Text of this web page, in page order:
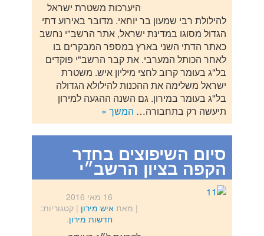
היערכות משטרת ישראל
להילולת רבי שמעון בר יוחאי. מדובר באירוע דתי
הגדול מסוגו במדינת ישראל, אתר הרשב"י נחשב
כאתר הדתי השני בארץ במספר המבקרים בו
לאחר הכותל המערבי. את קבר הרשב"י פוקדים
בל"ג בעומר קרוב לחצי מיליון איש. משטרת
ישראל משלימה את ההכנות להילולא הגדולה
בל"ג בעומר במירון. גם השנה ההגעה למירון
תיעשה רק בתחבורה… המשך »
סיום השיפוצים בחדר
הקפה בציון הרשב״י
16 מאי 2016
| מאת איש מירון | קטגוריות:
חדשות מירון.